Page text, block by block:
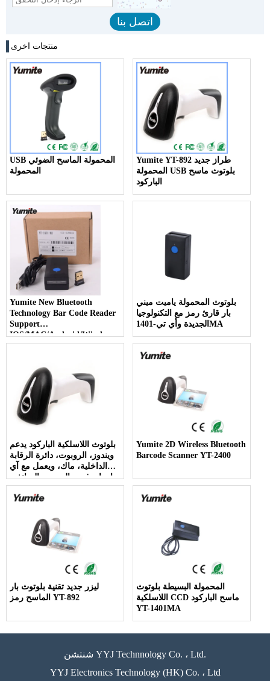
منتجات اخرى
USB المحمولة الماسح الضوئي
المحمولة
Yumite YT-892 طراز جديد
المحمولة USB بلوتوث ماسح
الباركود
Yumite New Bluetooth
Technology Bar Code Reader
Support
IOS/MAC/Android/Windows
YT-1401-MA
بلوتوث المحمولة ياميت ميني
بار قارئ رمز مع التكنولوجيا
الجديدة وأي تي-1401MA
بلوتوث اللاسلكية الباركود يدعم
ويندوز، الروبوت، دائرة الرقابة
الداخلية، ماك، ويعمل مع آي
باد، اي فون، الروبوت الهواتف،
أجهزة لوحية أو أجهزة الكمبيوتر
Yumite 2D Wireless Bluetooth
Barcode Scanner YT-2400
ليزر جديد تقنية بلوتوث بار
الماسح رمز YT-892
المحمولة البسيطة بلوتوث
اللاسلكية CCD ماسح الباركود
YT-1401MA
شنتشن YYJ Technnology Co. ، Ltd.
YYJ Electronics Technology (HK) Co. ، Ltd